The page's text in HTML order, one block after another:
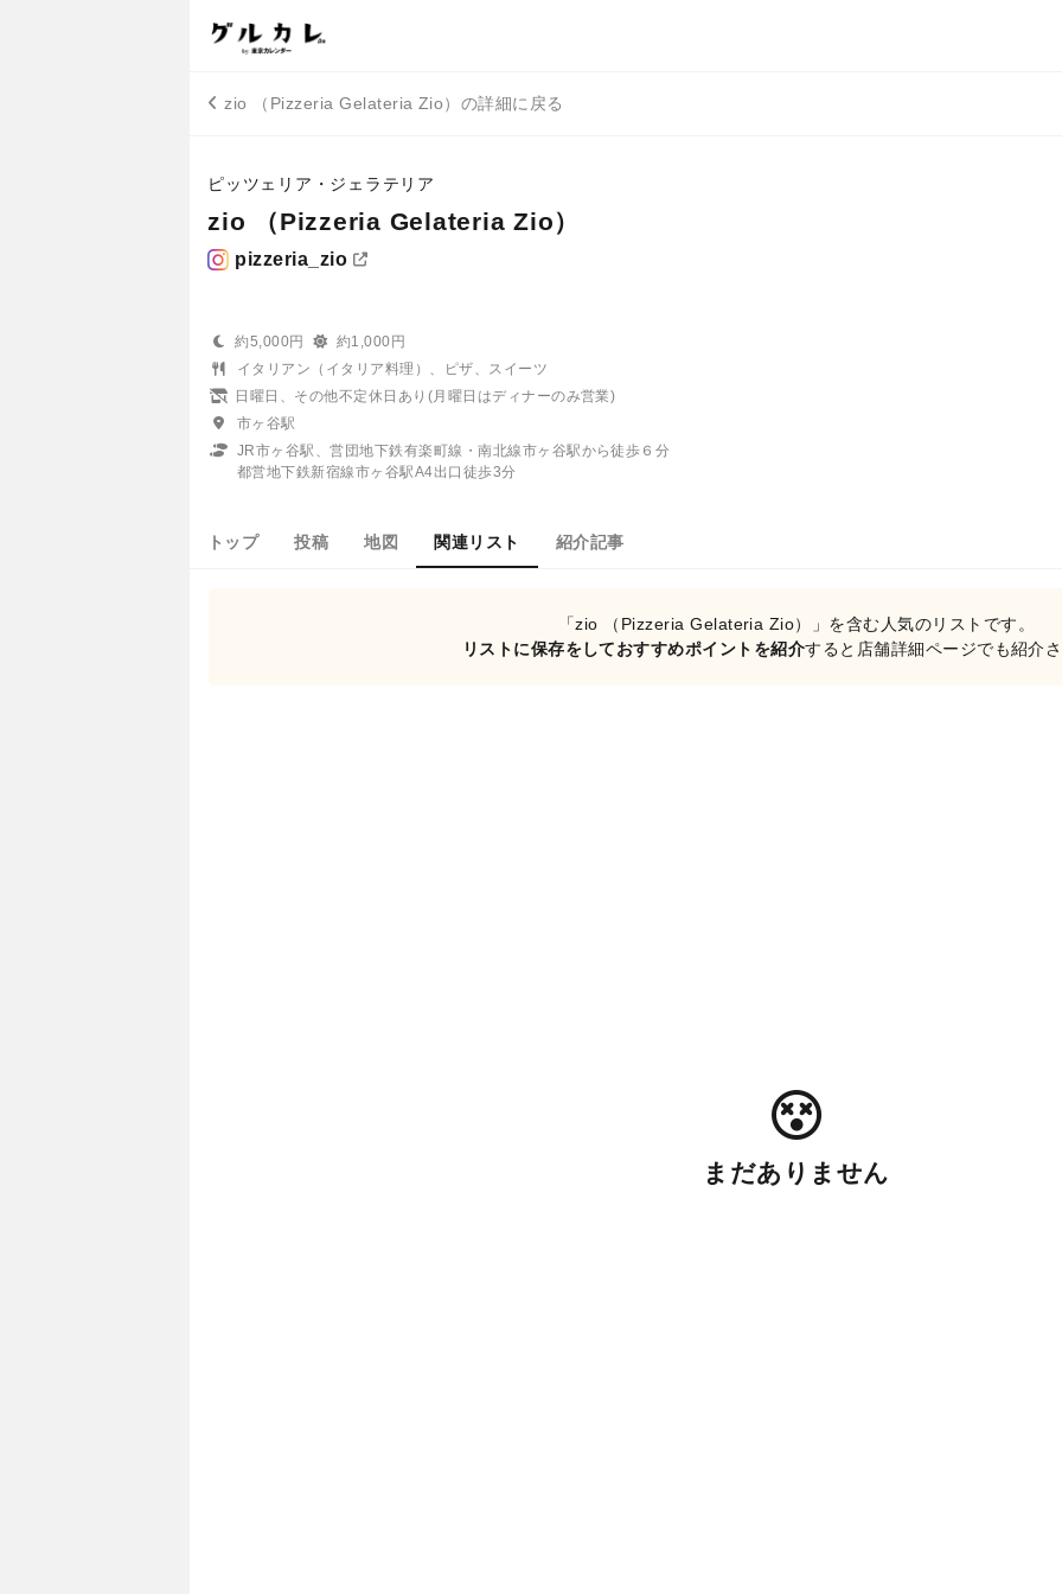
zio （Pizzeria Gelateria Zio）の詳細に戻る
ピッツェリア・ジェラテリア
zio （Pizzeria Gelateria Zio）
pizzeria_zio
約5,000円
約1,000円
イタリアン（イタリア料理）、ピザ、スイーツ
日曜日、その他不定休日あり(月曜日はディナーのみ営業)
市ヶ谷駅
JR市ヶ谷駅、営団地下鉄有楽町線・南北線市ヶ谷駅から徒歩６分
都営地下鉄新宿線市ヶ谷駅A4出口徒歩3分
トップ 投稿 地図 関連リスト 紹介記事
「zio （Pizzeria Gelateria Zio）」を含む人気のリストです。
リストに保存をしておすすめポイントを紹介すると店舗詳細ページでも紹介さ
まだありません